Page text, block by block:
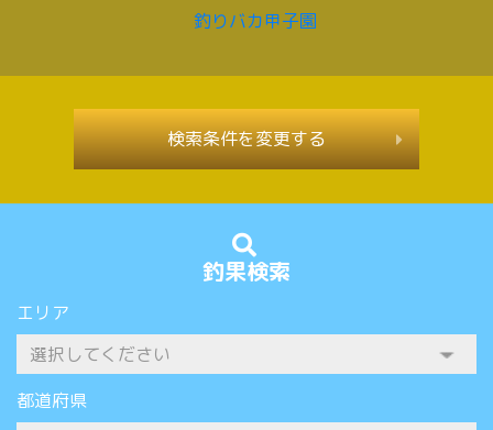
釣果検索
エリア
都道府県
検索条件を変更する